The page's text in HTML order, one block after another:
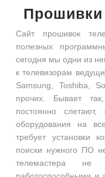
Прошивки
Сайт прошивок
полезных
сегодня мы одни из
к телевизорам
Samsung, Toshiba,
прочих. Бывает
постоянно
оборудования на
требует установки
поиски нужного ПО
телемастера не